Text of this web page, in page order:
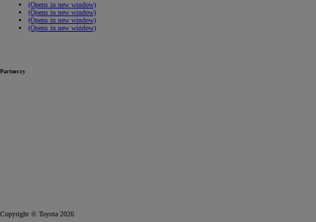
(Opens in new window)
(Opens in new window)
(Opens in new window)
(Opens in new window)
Partnerzy
Copyright © Toyota 2026